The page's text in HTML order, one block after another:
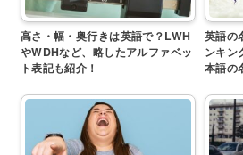
高さ・幅・奥行きは英語で？LWH
やWDHなど、略したアルファベッ
ト表記も紹介！
英語の
ンキン
本語の